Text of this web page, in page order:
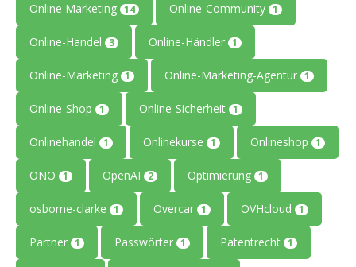
Online Marketing 14 Online-Community 1
Online-Handel 3 Online-Händler 1
Online-Marketing 1 Online-Marketing-Agentur 1
Online-Shop 1 Online-Sicherheit 1
Onlinehandel 1 Onlinekurse 1 Onlineshop 1
ONO 1 OpenAI 2 Optimierung 1
osborne-clarke 1 Overcar 1 OVHcloud 1
Partner 1 Passwörter 1 Patentrecht 1